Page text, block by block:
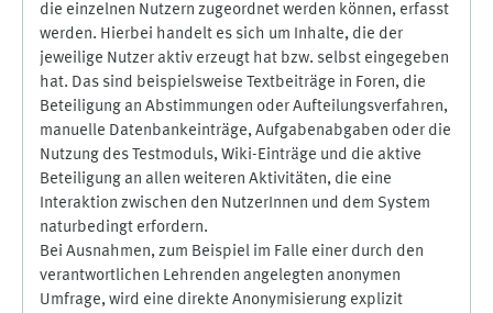
die einzelnen Nutzern zugeordnet werden können, erfasst
werden. Hierbei handelt es sich um Inhalte, die der
jeweilige Nutzer aktiv erzeugt hat bzw. selbst eingegeben
hat. Das sind beispielsweise Textbeiträge in Foren, die
Beteiligung an Abstimmungen oder Aufteilungsverfahren,
manuelle Datenbankeinträge, Aufgabenabgaben oder die
Nutzung des Testmoduls, Wiki-Einträge und die aktive
Beteiligung an allen weiteren Aktivitäten, die eine
Interaktion zwischen den NutzerInnen und dem System
naturbedingt erfordern.
Bei Ausnahmen, zum Beispiel im Falle einer durch den
verantwortlichen Lehrenden angelegten anonymen
Umfrage, wird eine direkte Anonymisierung explizit